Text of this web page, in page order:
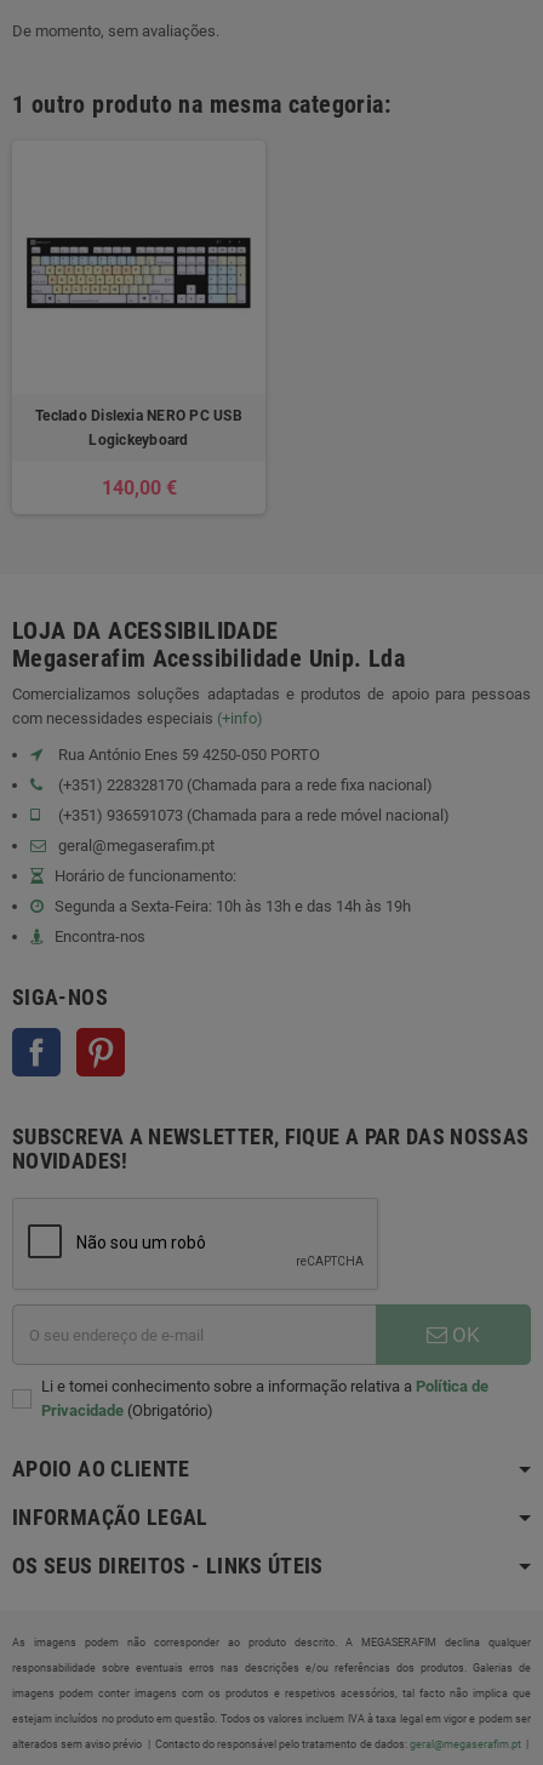
De momento, sem avaliações.
1 outro produto na mesma categoria:
Teclado Dislexia NERO PC USB
Logickeyboard
140,00 €
LOJA DA ACESSIBILIDADE
Megaserafim Acessibilidade Unip. Lda
Comercializamos soluções adaptadas e produtos de apoio para pessoas
com necessidades especiais (+info)
Rua António Enes 59 4250-050 PORTO
(+351) 228328170 (Chamada para a rede fixa nacional)
(+351) 936591073 (Chamada para a rede móvel nacional)
geral@megaserafim.pt
Horário de funcionamento:
Segunda a Sexta-Feira: 10h às 13h e das 14h às 19h
Encontra-nos
SIGA-NOS
Facebook
SUBSCREVA A NEWSLETTER, FIQUE A PAR DAS NOSSAS
NOVIDADES!
OK
Li e tomei conhecimento sobre a informação relativa a Política de
Privacidade (Obrigatório)
APOIO AO CLIENTE
INFORMAÇÃO LEGAL
OS SEUS DIREITOS - LINKS ÚTEIS
As imagens podem não corresponder ao produto descrito. A MEGASERAFIM declina qualquer
responsabilidade sobre eventuais erros nas descrições e/ou referências dos produtos. Galerias de
imagens podem conter imagens com os produtos e respetivos acessórios, tal facto não implica que
estejam incluídos no produto em questão. Todos os valores incluem IVA à taxa legal em vigor e podem ser
alterados sem aviso prévio | Contacto do responsável pelo tratamento de dados:geral@megaserafim.pt |